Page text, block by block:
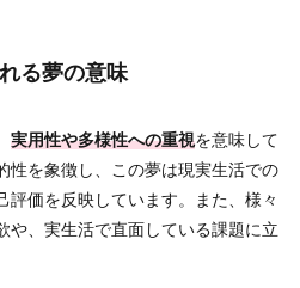
る夢の意味
実用性や多様性への重視を意味して
性を象徴し、この夢は現実生活での
評価を反映しています。また、様々
や、実生活で直面している課題に立